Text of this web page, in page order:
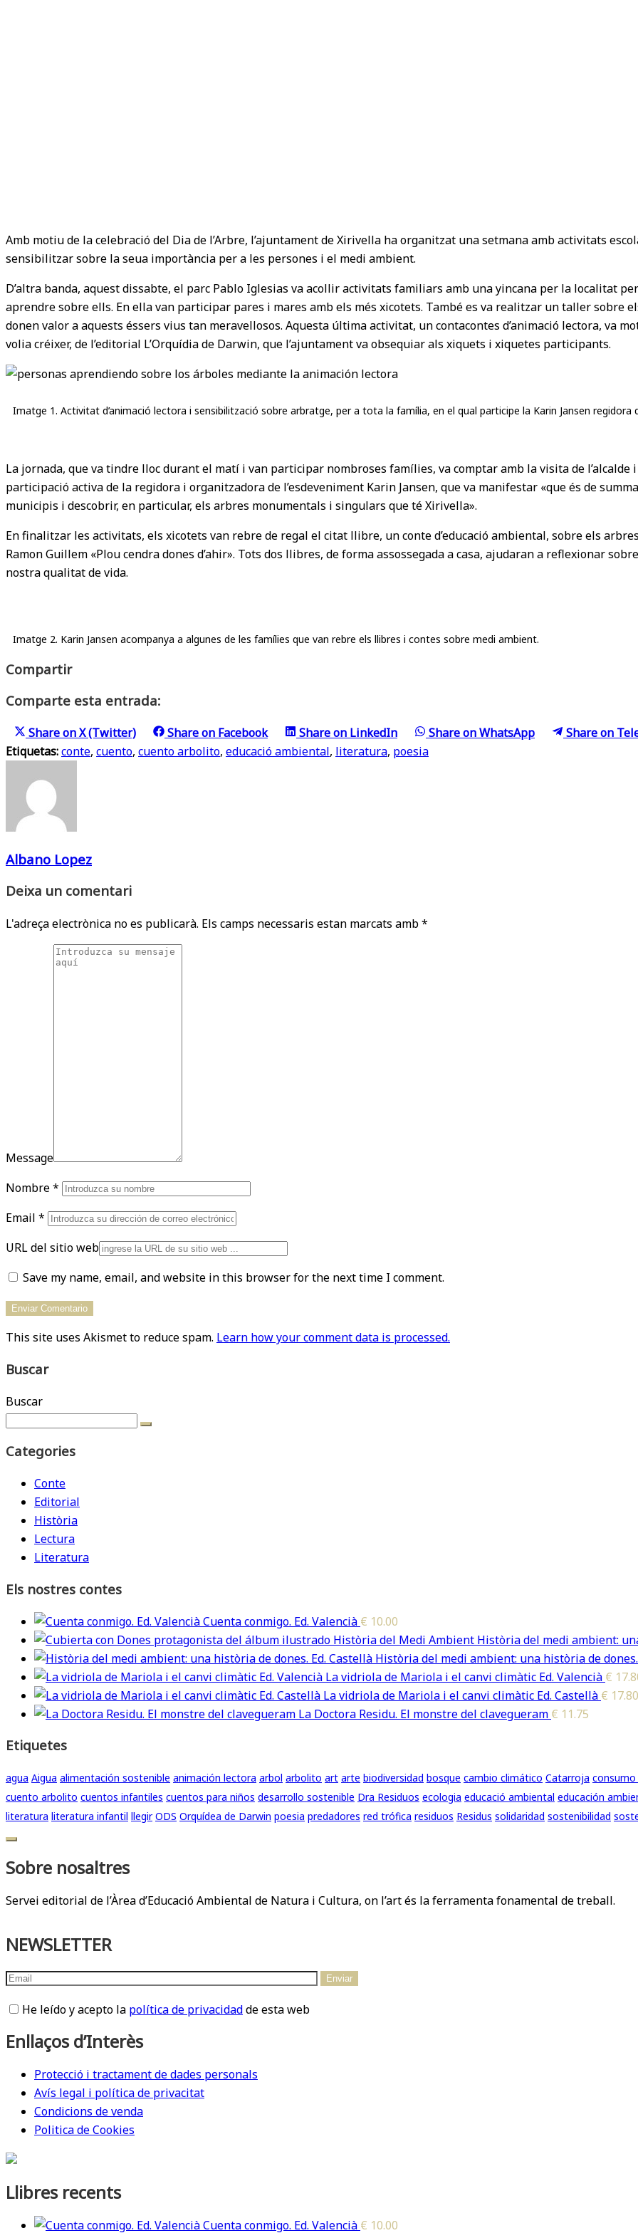
Amb motiu de la celebració del Dia de l’Arbre, l’ajuntament de Xirivella ha organitzat una setmana amb activitats
sensibilitzar sobre la seua importància per a les persones i el medi ambient.
D’altra banda, aquest dissabte, el parc Pablo Iglesias va acollir activitats familiars amb una yincana per la localitat
aprendre sobre ells. En ella van participar pares i mares amb els més xicotets. També es va realitzar un taller sobre
donen valor a aquests éssers vius tan meravellosos. Aquesta última activitat, un contacontes d’animació lectora, va
volia créixer, de l’editorial L’Orquídia de Darwin, que l’ajuntament va obsequiar als xiquets i xiquetes participants.
Imatge 1. Activitat d’animació lectora i sensibilització sobre arbratge, per a tota la família, en el qual participe la Karin Jansen regidora
La jornada, que va tindre lloc durant el matí i van participar nombroses famílies, va comptar amb la visita de
participació activa de la regidora i organitzadora de l’esdeveniment Karin Jansen, que va manifestar «que és de
municipis i descobrir, en particular, els arbres monumentals i singulars que té Xirivella».
En finalitzar les activitats, els xicotets van rebre de regal el citat llibre, un conte d’educació ambiental, sobre els
Ramon Guillem «Plou cendra dones d’ahir». Tots dos llibres, de forma assossegada a casa, ajudaran a reflexionar
nostra qualitat de vida.
Imatge 2. Karin Jansen acompanya a algunes de les famílies que van rebre els llibres i contes sobre medi ambient.
Compartir
Comparte esta entrada:
Share onX (Twitter) Share on Facebook Share on LinkedIn Share onWhatsApp Share on
Etiquetas:conte, cuento, cuento arbolito, educació ambiental, literatura, poesia
Albano Lopez
Deixa un comentari
L'adreça electrònica no es publicarà. Els camps necessaris estan marcats amb*
Message
Nombre*
Email *
URL del sitio web
Save my name, email, and website in this browser for the next time I comment.
This site uses Akismet to reduce spam. Learn how your comment data is processed.
Buscar
Buscar
Categories
Conte
Editorial
Història
Lectura
Literatura
Els nostres contes
Cuenta conmigo. Ed. Valencià € 10.00
Història del medi ambient:
Història del medi ambient: una història de
La vidriola de Mariola i el canvi climàtic Ed. Valencià €
La vidriola de Mariola i el canvi climàtic Ed. Castellà € 17.80
La Doctora Residu. El monstre del clavegueram € 11.75
Etiquetes
agua Aigua alimentación sostenible animación lectora arbol arbolito art arte biodiversidad bosque cambio climático Catarroja consumo
cuento arbolito cuentos infantiles cuentos para niños desarrollo sostenible Dra Residuos ecologia educació ambiental educación
literatura literatura infantil llegir ODS Orquídea de Darwin poesia predadores red trófica residuos Residus solidaridad sostenibilidad
Sobre nosaltres
Servei editorial de l’Àrea d’Educació Ambiental de Natura i Cultura, on l’art és la ferramenta fonamental de treball.
NEWSLETTER
He leído y acepto la política de privacidadde esta web
Enllaços d’Interès
Protecció i tractament de dades personals
Avís legal i política de privacitat
Condicions de venda
Politica de Cookies
Llibres recents
Cuenta conmigo. Ed. Valencià € 10.00